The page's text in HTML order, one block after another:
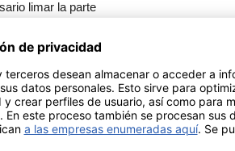
limar la parte
o los
el Hybrid
en la punta
el instrumento es
la parte activa